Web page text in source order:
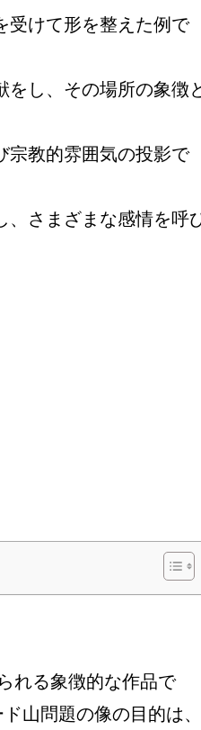
受けて形を整えた例で
をし、その場所の象徴
宗教的雰囲気の投影で
、さまざまな感情を呼
れる象徴的な作品で
山問題の像の目的は、